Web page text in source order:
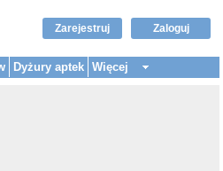
Zaloguj
Zarejestruj
Dyżury aptek Więcej